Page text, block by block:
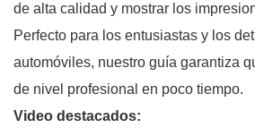
de alta calidad y mostrar los
Perfecto para los entusiastas y los
automóviles, nuestro guía garantiza
de nivel profesional en poco tiempo.
Video destacados: